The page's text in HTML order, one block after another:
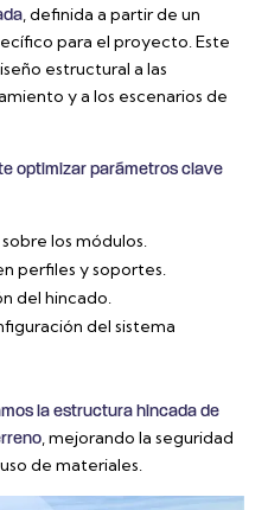
, definida a partir de un
para el proyecto. Este
estructural a las
y a los escenarios de
optimizar parámetros clave
los módulos.
perfiles y soportes.
del hincado.
del sistema
la estructura hincada de
, mejorando la seguridad
de materiales.